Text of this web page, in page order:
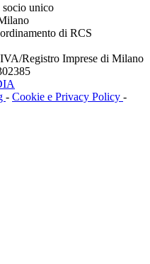
unico
di RCS
Registro Imprese di Milano
- Cookie e Privacy Policy -